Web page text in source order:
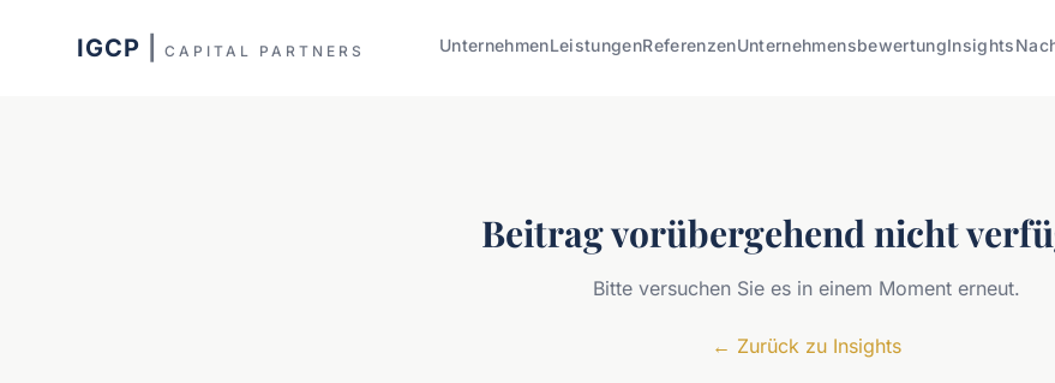
IGCP CAPITAL PARTNERS UnternehmenLeistungenReferenzenUnternehmensbewertungInsights
Beitrag vorübergehend nicht
Bitte versuchen Sie es in einem Moment erneut.
← Zurück zu Insights